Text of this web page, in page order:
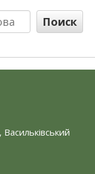
Васильківський